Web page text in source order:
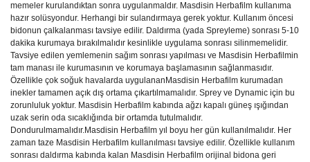
memeler kurulandıktan sonra uygulanmaldır. Masdisin Herbafilm kullanıma
hazır solüsyondur. Herhangi bir sulandırmaya gerek yoktur. Kullanım öncesi
bidonun çalkalanması tavsiye edilir. Daldırma (yada Spreyleme) sonrası 5-10
dakika kurumaya bırakılmalıdır kesinlikle uygulama sonrası silinmemelidir.
Tavsiye edilen yemlemenin sağım sonrası yapılması ve Masdisin Herbafilmin
tam manası ile kurumasının ve korumaya başlamasının sağlanmasıdır.
Özellikle çok soğuk havalarda uygulananMasdisin Herbafilm kurumadan
inekler tamamen açık dış ortama çıkartılmamalıdır. Sprey ve Dynamic için bu
zorunluluk yoktur. Masdisin Herbafilm kabında ağzı kapalı güneş ışığından
uzak serin oda sıcaklığında bir ortamda tutulmalıdır.
Dondurulmamalıdır.Masdisin Herbafilm yıl boyu her gün kullanılmalıdır. Her
zaman taze Masdisin Herbafilm kullanılması tavsiye edilir. Özellikle kullanım
sonrası daldırma kabında kalan Masdisin Herbafilm orijinal bidona geri